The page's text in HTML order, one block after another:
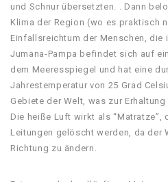
und Schnur übersetzten. . Dann
Klima der Region (wo es praktisch
Einfallsreichtum der Menschen, die
Jumana-Pampa befindet sich auf
dem Meeresspiegel und hat eine
Jahrestemperatur von 25 Grad
Gebiete der Welt, was zur
Die heiße Luft wirkt als “Matratze”,
Leitungen gelöscht werden, da der
Richtung zu ändern.